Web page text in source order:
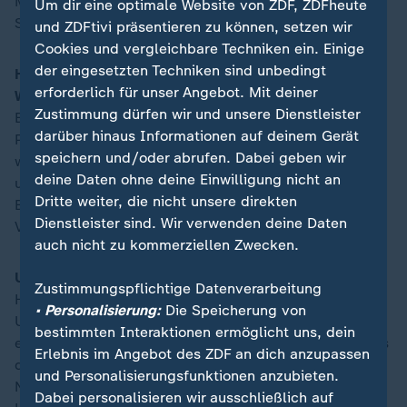
StaatschefWladimir Putingeplant.
Hamburgs Bürgermeister Tschentscher stellt sich zur
Wiederwahl:Gut neun Wochen nach der
Bürgerschaftswahl in Hamburg will Bürgermeister
Peter Tschentscher (SPD) im Landesparlament
wiedergewählt werden. In der Hansestadt wollen SPD
und Grüne weiter zusammen regieren. Bei der
Bürgerschaftswahl am 2. März hatten beide Parteien
Verluste erlitten, sich aber eine Mehrheit gesichert.
US-Notenbank Fed entscheidet über Zinsen:
Hintergrund der lauter werdenden Forderungen von
US-PräsidentDonald Trumpnach einer Zinssenkung
entscheidet die Notenbank Fed über den weiteren Kurs
der Geldpolitik. Analysten erwarten, dass die
Notenbank der größten Volkswirtschaft der Welt den
Um dir eine optimale Website von ZDF, ZDFheute
und ZDFtivi präsentieren zu können, setzen wir
Cookies und vergleichbare Techniken ein. Einige
der eingesetzten Techniken sind unbedingt
erforderlich für unser Angebot. Mit deiner
Zustimmung dürfen wir und unsere Dienstleister
darüber hinaus Informationen auf deinem Gerät
speichern und/oder abrufen. Dabei geben wir
deine Daten ohne deine Einwilligung nicht an
Dritte weiter, die nicht unsere direkten
Dienstleister sind. Wir verwenden deine Daten
auch nicht zu kommerziellen Zwecken.
Zustimmungspflichtige Datenverarbeitung
• Personalisierung:Die Speicherung von
bestimmten Interaktionen ermöglicht uns, dein
Erlebnis im Angebot des ZDF an dich anzupassen
und Personalisierungsfunktionen anzubieten.
Dabei personalisieren wir ausschließlich auf